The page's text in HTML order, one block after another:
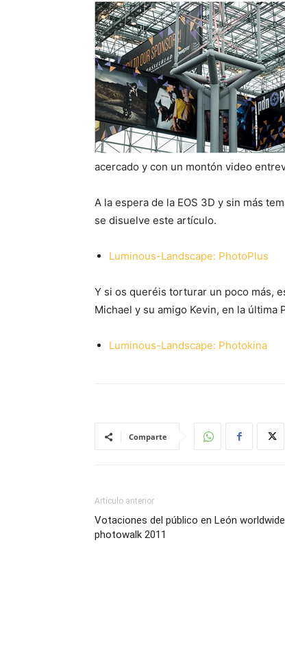
acercado y con un montón video
A la espera de la EOS 3D y sin más
se disuelve este artículo.
Luminous-Landscape: PhotoPlus
Y si os queréis torturar un poco más,
Michael y su amigo Kevin, en la última
Luminous-Landscape: Photokina
Comparte
Artículo anterior
Votaciones del público en León worldwide
photowalk 2011